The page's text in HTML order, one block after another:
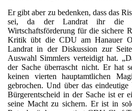
Er gibt aber zu bedenken, dass das
sei, da der Landrat ihr die
Wirtschaftsförderung für die sichere
Kritik übt die CDU am Hanauer
Landrat in der Diskussion zur
Auswahl Simmlers verteidigt hat.
der Sache überrascht nicht. Er hat
keinen vierten hauptamtlichen
gebrochen. Und über das
Bürgerentscheid in der Sache ist er
seine Macht zu sichern. Er ist in